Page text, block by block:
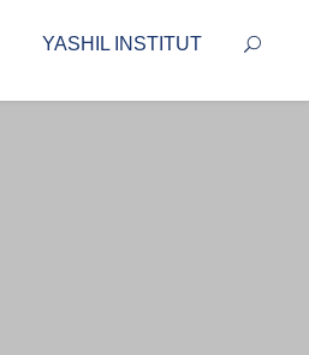
YASHIL INSTITUT